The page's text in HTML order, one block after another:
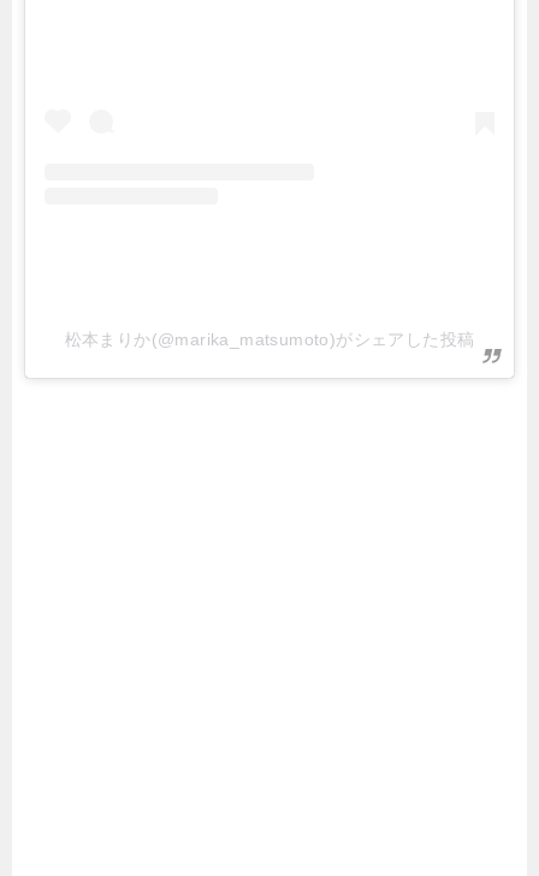
松本まりか(@marika_matsumoto)がシェアした投稿